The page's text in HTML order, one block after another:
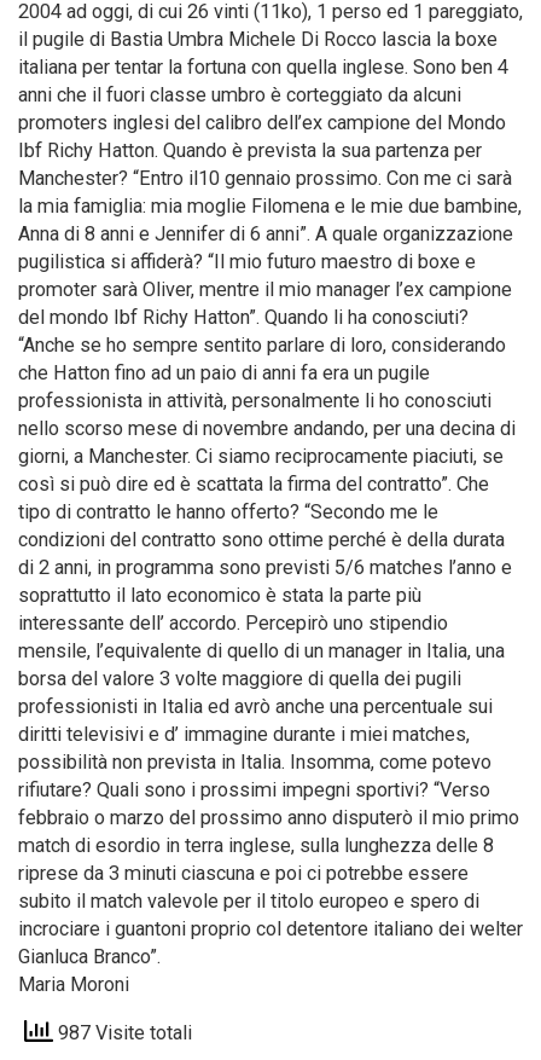
2004 ad oggi, di cui 26 vinti (11ko), 1 perso ed 1 pareggiato,
il pugile di Bastia Umbra Michele Di Rocco lascia la boxe
italiana per tentar la fortuna con quella inglese. Sono ben 4
anni che il fuori classe umbro è corteggiato da alcuni
promoters inglesi del calibro dell’ex campione del Mondo
Ibf Richy Hatton. Quando è prevista la sua partenza per
Manchester? “Entro il10 gennaio prossimo. Con me ci sarà
la mia famiglia: mia moglie Filomena e le mie due bambine,
Anna di 8 anni e Jennifer di 6 anni”. A quale organizzazione
pugilistica si affiderà? “Il mio futuro maestro di boxe e
promoter sarà Oliver, mentre il mio manager l’ex campione
del mondo Ibf Richy Hatton”. Quando li ha conosciuti?
“Anche se ho sempre sentito parlare di loro, considerando
che Hatton fino ad un paio di anni fa era un pugile
professionista in attività, personalmente li ho conosciuti
nello scorso mese di novembre andando, per una decina di
giorni, a Manchester. Ci siamo reciprocamente piaciuti, se
così si può dire ed è scattata la firma del contratto”. Che
tipo di contratto le hanno offerto? “Secondo me le
condizioni del contratto sono ottime perché è della durata
di 2 anni, in programma sono previsti 5/6 matches l’anno e
soprattutto il lato economico è stata la parte più
interessante dell’ accordo. Percepirò uno stipendio
mensile, l’equivalente di quello di un manager in Italia, una
borsa del valore 3 volte maggiore di quella dei pugili
professionisti in Italia ed avrò anche una percentuale sui
diritti televisivi e d’ immagine durante i miei matches,
possibilità non prevista in Italia. Insomma, come potevo
rifiutare? Quali sono i prossimi impegni sportivi? “Verso
febbraio o marzo del prossimo anno disputerò il mio primo
match di esordio in terra inglese, sulla lunghezza delle 8
riprese da 3 minuti ciascuna e poi ci potrebbe essere
subito il match valevole per il titolo europeo e spero di
incrociare i guantoni proprio col detentore italiano dei welter
Gianluca Branco”.
Maria Moroni
987 Visite totali